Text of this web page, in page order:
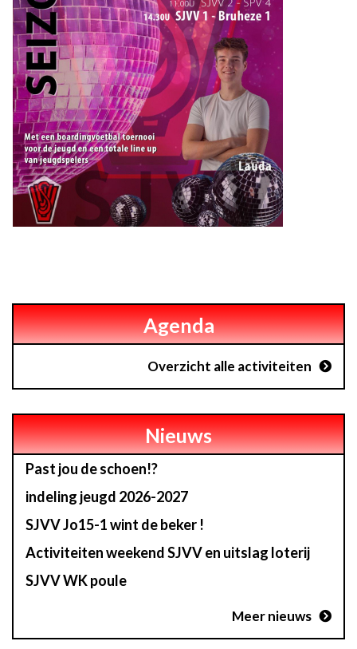
Agenda
Overzicht alle activiteiten
Nieuws
Past jou de schoen!?
indeling jeugd 2026-2027
SJVV Jo15-1 wint de beker !
Activiteiten weekend SJVV en uitslag loterij
SJVV WK poule
Meer nieuws